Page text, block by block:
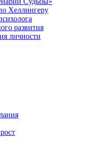
Хеллингеру
развития
личности